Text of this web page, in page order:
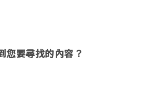
您要尋找的內容？